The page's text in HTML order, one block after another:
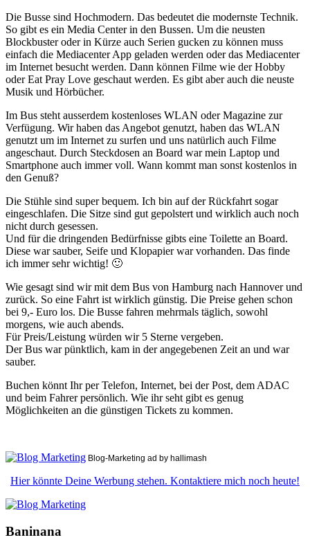
Die Busse sind Hochmodern. Das bedeutet die modernste Technik.
So gibt es ein Media Center in den Bussen. Um die neusten
Blockbuster oder in Kürze auch Serien gucken zu können muss
einfach die Mediacenter App geladen werden oder das Mediacenter
im Internet besucht werden. Dann können Filme wie der Hobby
oder Eat Pray Love geschaut werden. Es gibt aber auch die neuste
Musik und Hörbücher.
Im Bus steht ausserdem kostenloses WLAN oder Magazine zur
Verfügung. Wir haben das Angebot genutzt, haben das WLAN
genutzt um im Internet zu surfen und uns natürlich auch Filme
angeschaut. Durch Steckdosen an Board war mein Laptop und
Smartphone auch immer voll. Wann kommt man sonst kostenlos in
den Genuß?
Die Stühle sind super bequem. Ich bin auf der Rückfahrt sogar
eingeschlafen. Die Sitze sind gut gepolstert und wirklich auch noch
nicht durch gesessen.
Und für die dringenden Bedürfnisse gibts eine Toilette an Board.
Diese war sauber, Seife und Klopapier war vorhanden. Das finde
ich immer sehr wichtig! 🙂
Wie gesagt sind wir mit dem Bus von Hamburg nach Hannover und
zurück. So eine Fahrt ist wirklich günstig. Die Preise gehen schon
bei 9,- Euro los. Die Busse fahren mehrmals täglich, sowohl
morgens, wie auch abends.
Für Preis/Leistung würden wir 5 Sterne vergeben.
Der Bus war pünktlich, kam in der angegebenen Zeit an und war
sauber.
Buchen könnt Ihr per Telefon, Internet, bei der Post, dem ADAC
und beim Fahrer persönlich. Wie ihr seht gibt es genug
Möglichkeiten an die günstigen Tickets zu kommen.
Blog-Marketing ad by hallimash
Hier könnte Deine Werbung stehen. Kontaktiere mich noch heute!
Baninana